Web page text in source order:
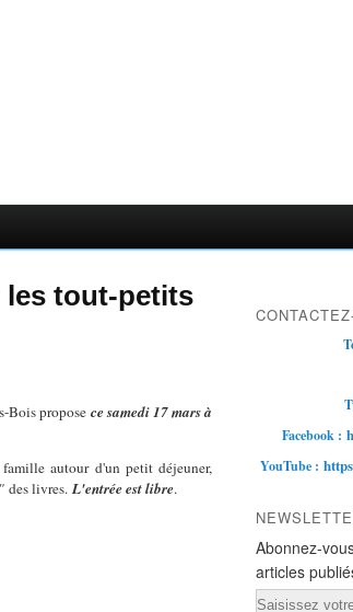
tout-petits
Bois propose ce samedi 17 mars à
autour d'un petit déjeuner,
des livres. L'entrée est libre.
Facebook :
YouTube :
Abonnez-
articles
Email